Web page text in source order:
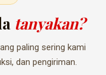
tanyakan?
paling sering kami
dan pengiriman.